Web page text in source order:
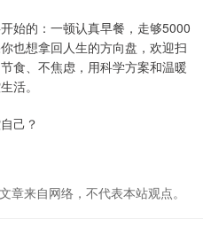
始的：一顿认真早餐，走够5000
也想拿回人生的方向盘，欢迎扫
食、不焦虑，用科学方案和温暖
活。
己？
章来自网络，不代表本站观点。